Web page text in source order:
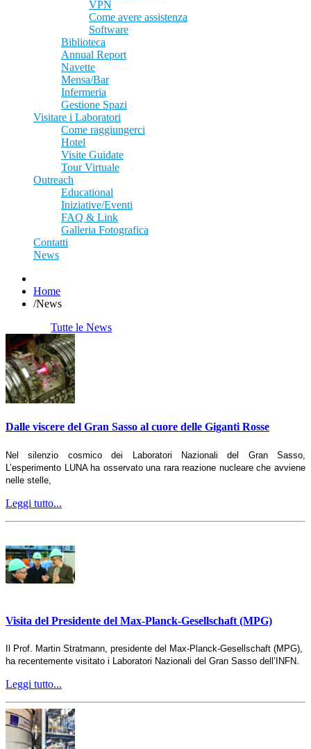
VPN
Come avere assistenza
Software
Biblioteca
Annual Report
Navette
Mensa/Bar
Infermeria
Gestione Spazi
Visitare i Laboratori
Come raggiungerci
Hotel
Visite Guidate
Tour Virtuale
Outreach
Educational
Iniziative/Eventi
FAQ & Link
Galleria Fotografica
Contatti
News
Home
/News
Tutte le News
Dalle viscere del Gran Sasso al cuore delle Giganti Rosse
Nel silenzio cosmico dei Laboratori Nazionali del Gran Sasso,
L’esperimento LUNA ha osservato una rara reazione nucleare che avviene
nelle stelle,
Leggi tutto...
Visita del Presidente del Max-Planck-Gesellschaft (MPG)
Il Prof. Martin Stratmann, presidente del Max-Planck-Gesellschaft (MPG),
ha recentemente visitato i Laboratori Nazionali del Gran Sasso dell’INFN.
Leggi tutto...